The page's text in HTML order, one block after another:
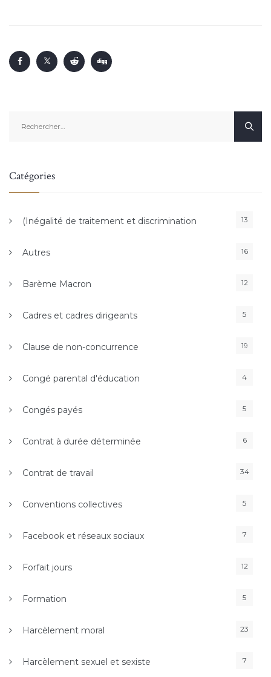
Catégories
(Inégalité de traitement et discrimination 13
Autres 16
Barème Macron 12
Cadres et cadres dirigeants 5
Clause de non-concurrence 19
Congé parental d'éducation 4
Congés payés 5
Contrat à durée déterminée 6
Contrat de travail 34
Conventions collectives 5
Facebook et réseaux sociaux 7
Forfait jours 12
Formation 5
Harcèlement moral 23
Harcèlement sexuel et sexiste 7